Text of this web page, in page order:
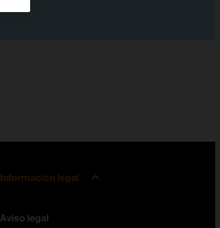
Información legal
Aviso legal